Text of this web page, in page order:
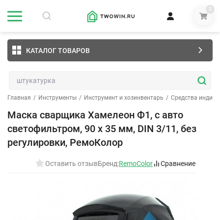
0
КАТАЛОГ ТОВАРОВ
Главная / Инструменты / Инструмент и хозинвентарь / Средства
Маска сварщика Хамелеон Ф1, с авто
светофильтром, 90 x 35 мм, DIN 3/11, без
регулировки, РемоКолор
Оставить отзывБренд:RemoColor Сравнение